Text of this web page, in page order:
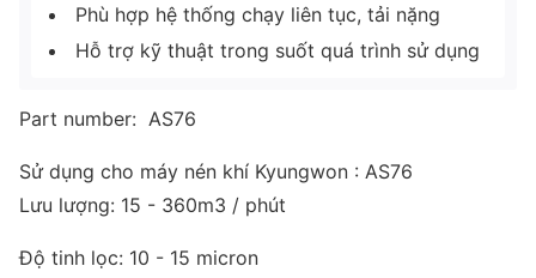
Phù hợp hệ thống chạy liên tục, tải nặng
Hỗ trợ kỹ thuật trong suốt quá trình sử dụng
Part number: AS76
Sử dụng cho máy nén khí Kyungwon : AS76
Lưu lượng: 15 - 360m3 / phút
Độ tinh lọc: 10 - 15 micron